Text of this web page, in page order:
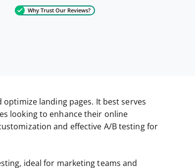
Why Trust Our Reviews?
landing pages. It best serves
looking to enhance their online
and effective A/B testing for
ideal for marketing teams and